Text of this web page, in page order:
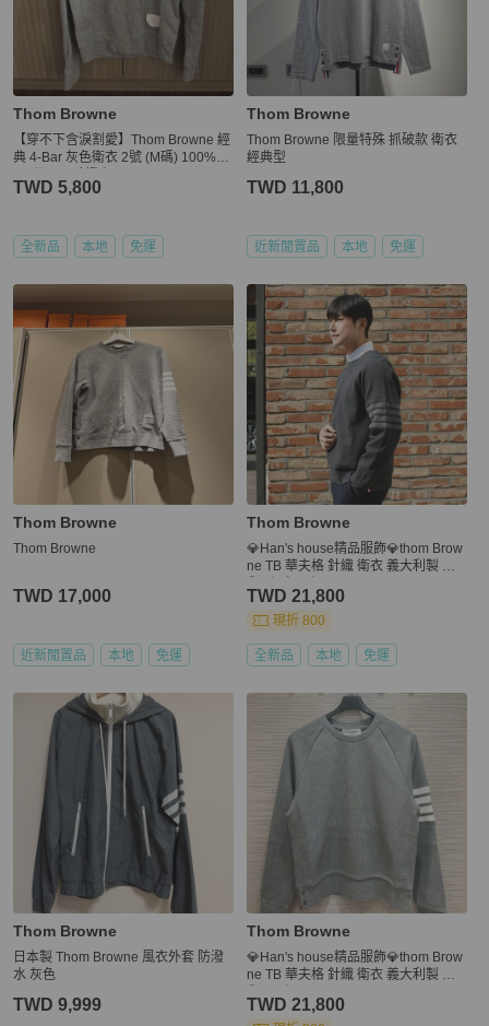
Thom Browne
【穿不下含淚割愛】Thom Browne 經
典 4-Bar 灰色衛衣 2號 (M碼) 100%正
TWD 5,800
全新品 本地 免運
Thom Browne
Thom Browne 限量特殊 抓破款 衛衣
經典型
TWD 11,800
近新閒置品 本地 免運
Thom Browne
Thom Browne
TWD 17,000
近新閒置品 本地 免運
Thom Browne
💎Han's house精品服飾💎thom Brow
ne TB 華夫格 針織 衛衣 義大利製 現
TWD 21,800
現折 800
全新品 本地 免運
Thom Browne
日本製 Thom Browne 風衣外套 防潑
水 灰色
TWD 9,999
Thom Browne
💎Han's house精品服飾💎thom Brow
ne TB 華夫格 針織 衛衣 義大利製 現
TWD 21,800